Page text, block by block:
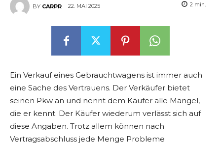
BY CARPR 22. MAI 2025 2 min.
Ein Verkauf eines Gebrauchtwagens ist immer auch
eine Sache des Vertrauens. Der Verkäufer bietet
seinen Pkw an und nennt dem Käufer alle Mängel,
die er kennt. Der Käufer wiederum verlässt sich auf
diese Angaben. Trotz allem können nach
Vertragsabschluss jede Menge Probleme